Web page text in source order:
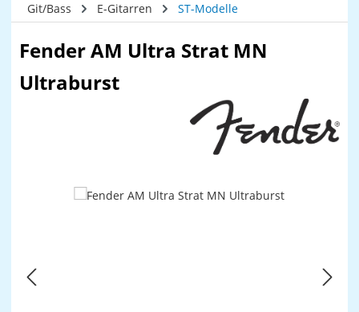
Git/Bass E-Gitarren ST-Modelle
Fender AM Ultra Strat MN
Ultraburst
Bildergalerie überspringen